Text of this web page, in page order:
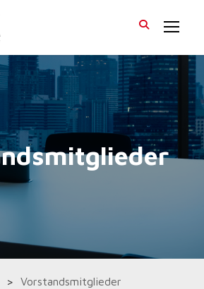
> Vorstandsmitglieder